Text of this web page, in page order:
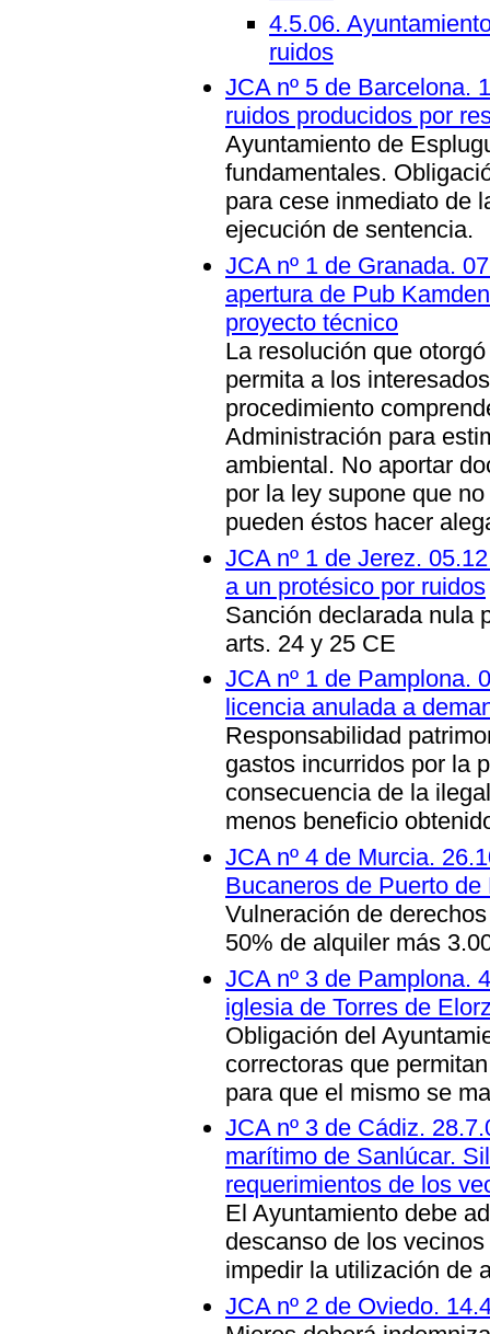
4.5.06.
ruidos
JCA nº 5 de Barcelona.
ruidos producidos por
Ayuntamiento de
fundamentales.
para cese inmediato de
ejecución de sentencia.
JCA nº 1 de Granada.
apertura de Pub
proyecto técnico
La resolución que
permita a los
procedimiento
Administración para
ambiental. No aportar
por la ley supone que
pueden éstos hacer
JCA nº 1 de Jerez.
a un protésico por ruidos
Sanción declarada nula
arts. 24 y 25 CE
JCA nº 1 de Pamplona.
licencia anulada a
Responsabilidad
gastos incurridos por la
consecuencia de la
menos beneficio
JCA nº 4 de Murcia.
Bucaneros de Puerto de
Vulneración de
50% de alquiler más
JCA nº 3 de Pamplona.
iglesia de Torres de
Obligación del
correctoras que
para que el mismo se
JCA nº 3 de Cádiz.
marítimo de Sanlúcar.
requerimientos de los
El Ayuntamiento debe
descanso de los
impedir la utilización de
JCA nº 2 de Oviedo.